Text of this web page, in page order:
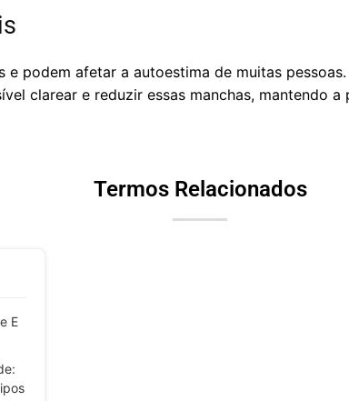
e podem afetar a autoestima de muitas
clarear e reduzir essas manchas, mantendo
Termos Relacionados
E